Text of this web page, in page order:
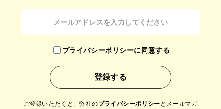
プライバシーポリシーに同意する
ご登録いただくと、弊社のプライバシーポリシー と メールマガ